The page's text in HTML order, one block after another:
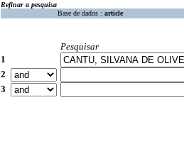
Refinar a pesquisa
Base de dados : article
Pesquisar
1
2
3